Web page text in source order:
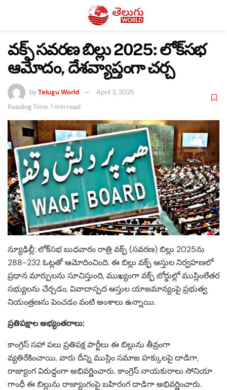
వక్ఫ్ సవరణ బిల్లు 2025: లోక్‌సభ
ఆమోదం, దేశవ్యాప్తంగా చర్చ
byTelugu World
April 3, 2025
Reading Time: 1 min read
న్యూఢిల్లీ: లోక్‌సభ బుధవారం రాత్రి వక్ఫ్ (సవరణ) బిల్లు 2025ను
288-232 ఓట్లతో ఆమోదించింది. ఈ బిల్లు వక్ఫ్ ఆస్తుల నిర్వహణలో
ప్రధాన మార్పులను సూచిస్తుంది, ముఖ్యంగా వక్ఫ్ బోర్డుల్లో ముస్లింలేతర
సభ్యులను చేర్చడం, వివాదాస్పద ఆస్తుల యాజమాన్యంపై ప్రభుత్వ
నియంత్రణను పెంచడం వంటి అంశాలు ఉన్నాయి. ​
ప్రతిపక్షాల అభ్యంతరాలు:
కాంగ్రెస్ సహా పలు ప్రతిపక్ష పార్టీలు ఈ బిల్లును తీవ్రంగా
వ్యతిరేకించాయి. వారు దీన్ని ముస్లిం సమాజ హక్కులపై దాడిగా,
రాజ్యాంగ విరుద్ధంగా అభివర్ణించారు. కాంగ్రెస్ నాయకురాలు సోనియా
గాంధీ ఈ బిల్లును రాజ్యాంగంపై బహిరంగ దాడిగా అభివర్ణించారు. ​